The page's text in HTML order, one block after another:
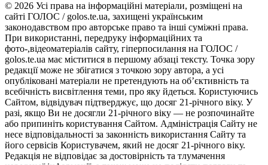
© 2026 Усі права на інформаційні матеріали, розміщені на
сайті ГОЛОС / golos.te.ua, захищені українським
законодавством про авторське право та інші суміжні права.
При використанні, передруку інформаційних та
фото-,відеоматеріалів сайту, гіперпосилання на ГОЛОС /
golos.te.ua має міститися в першому абзаці тексту. Точка зору
редакції може не збігатися з точкою зору автора, а усі
опубліковані матеріали не претендують на об’єктивність та
всебічність висвітлення теми, про яку йдеться. Користуючись
Сайтом, відвідувач підтверджує, що досяг 21-річного віку. У
разі, якщо Ви не досягли 21-річного віку — не розпочинайте
або припиніть користування Сайтом. Адміністрація Сайту не
несе відповідальності за законність використання Сайту та
його сервісів Користувачем, який не досяг 21-річного віку.
Редакція не відповідає за достовірність та тлумачення